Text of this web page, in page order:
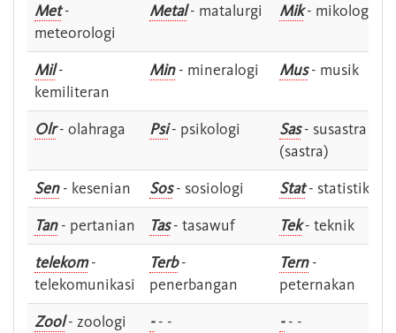
Met-
meteorologi
Metal- matalurgi Mik- mikologi
Mil-
kemiliteran
Min- mineralogi Mus- musik
Olr- olahraga Psi- psikologi Sas- susastra -
(sastra)
Sen- kesenian Sos- sosiologi Stat- statistik
Tan- pertanian Tas- tasawuf Tek- teknik
telekom-
telekomunikasi
Terb-
penerbangan
Tern-
peternakan
Zool- zoologi -- - -- -